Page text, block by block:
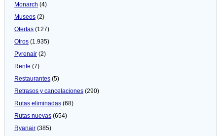
Monarch (4)
Museos (2)
Ofertas (127)
Otros (1.935)
Pyrenair (2)
Renfe (7)
Restaurantes (5)
Retrasos y cancelaciones (290)
Rutas eliminadas (68)
Rutas nuevas (654)
Ryanair (385)